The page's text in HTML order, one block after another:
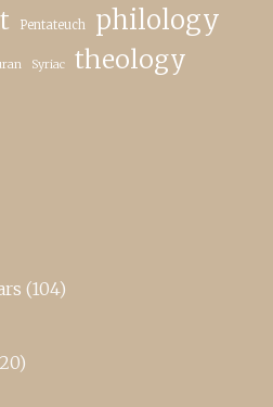
Pentateuch philology
Syriac theology
(104)